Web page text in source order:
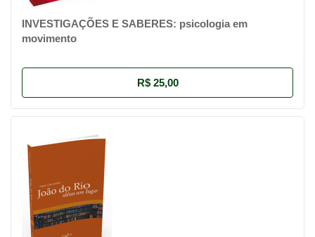
INVESTIGAÇÕES E SABERES: psicologia em
movimento
R$ 25,00